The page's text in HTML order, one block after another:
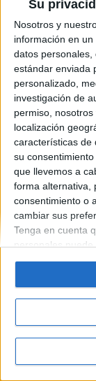
Su
Nosotros y
información en
datos personales,
estándar enviada
personalizado,
investigación de
permiso,
localización
características de
su
que llevemos a
forma alternativa,
consentimiento o
cambiar sus
Tenga en cuenta
personales
tiene el derecho
preferencias se
sus preferencias
momento
"Privacidad" en
dirección de
Contraseña:*
Introduce la
Aviso legal|
© 2003-2026